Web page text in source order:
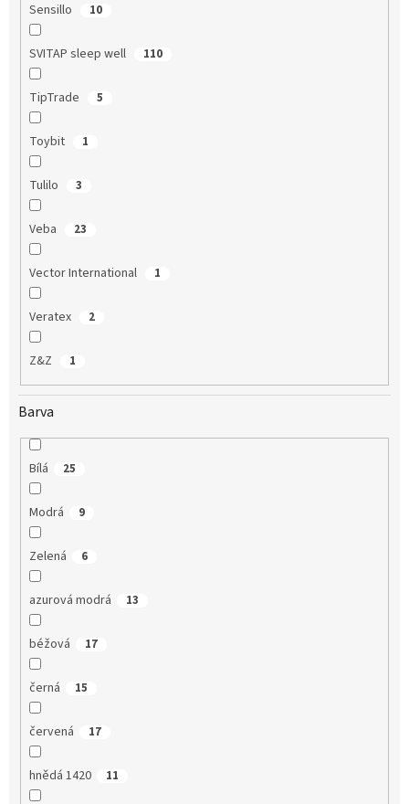
Sensillo 10
SVITAP sleep well 110
TipTrade 5
Toybit 1
Tulilo 3
Veba 23
Vector International 1
Veratex 2
Z&Z 1
Barva
Bílá 25
Modrá 9
Zelená 6
azurová modrá 13
béžová 17
černá 15
červená 17
hnědá 1420 11